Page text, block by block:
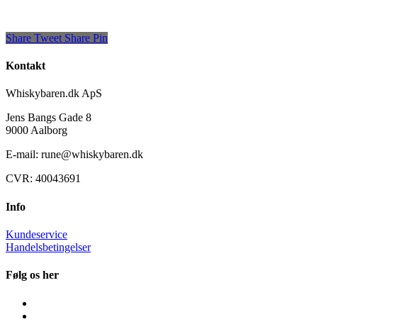
Share Tweet Share Pin
Kontakt
Whiskybaren.dk ApS
Jens Bangs Gade 8
9000 Aalborg
E-mail: rune@whiskybaren.dk
CVR: 40043691
Info
Kundeservice
Handelsbetingelser
Følg os her